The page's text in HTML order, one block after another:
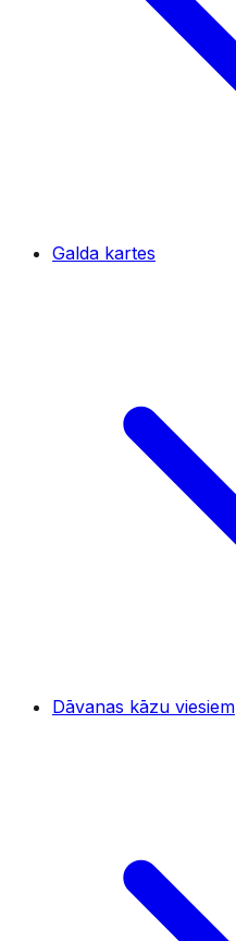
Galda kartes
Dāvanas kāzu viesiem